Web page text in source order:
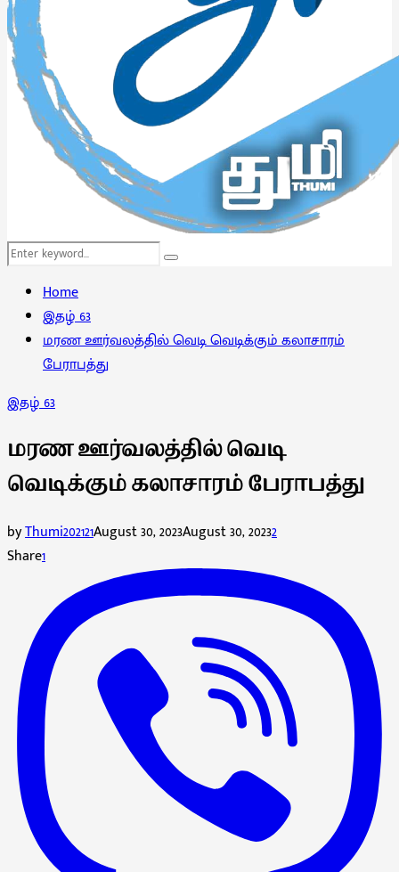
Search
Search
Home
இதழ் 63
மரண ஊர்வலத்தில் வெடி வெடிக்கும் கலாசாரம்
பேராபத்து
இதழ் 63
மரண ஊர்வலத்தில் வெடி
வெடிக்கும் கலாசாரம் பேராபத்து
byThumi202121August 30, 2023August 30, 20232
Share1